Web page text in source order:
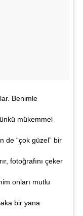
Benimle
mükemmel
de “çok güzel” bir
fotoğrafını çeker
onları mutlu
bir yana